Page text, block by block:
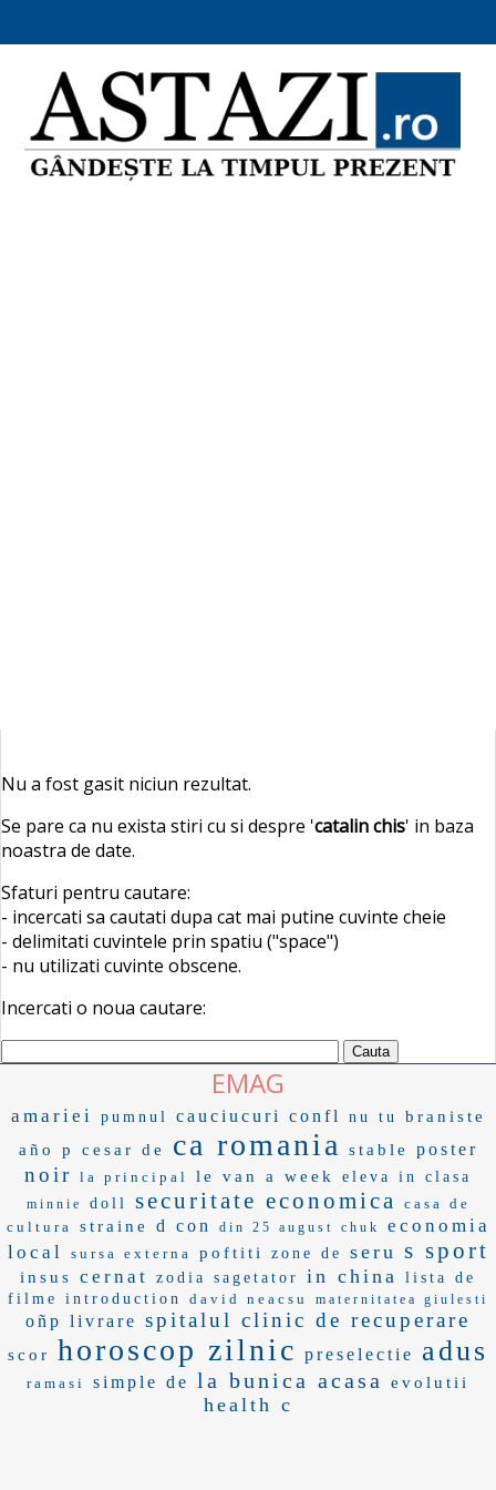
Nu a fost gasit niciun rezultat.
Se pare ca nu exista stiri cu si despre 'catalin chis' in baza
noastra de date.
Sfaturi pentru cautare:
- incercati sa cautati dupa cat mai putine cuvinte cheie
- delimitati cuvintele prin spatiu ("space")
- nu utilizati cuvinte obscene.
Incercati o noua cautare:
EMAG
amariei pumnul cauciucuri confl nu tu
braniste
año p
cesar de ca romania stable poster
noir la principal le van a week eleva in clasa
minnie doll securitate economica
casa de
cultura
straine d con din 25 august chuk
economia
local
sursa externa poftiti zone de seru s sport
insus cernat zodia sagetator in china
lista de
filme
introduction david neacsu maternitatea giulesti
oñp livrare spitalul clinic de recuperare
scor horoscop zilnic preselectie adus
ramasi simple de la bunica acasa evolutii
health c